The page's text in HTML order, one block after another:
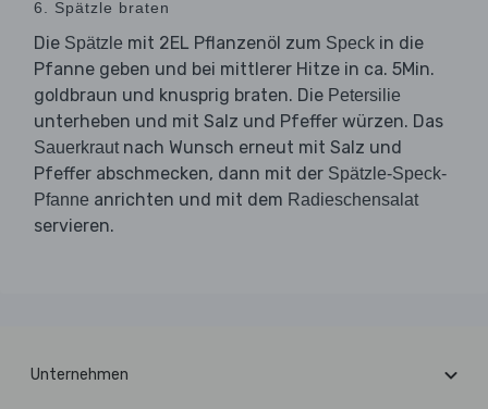
6. Spätzle braten
Die Spätzle mit 2EL Pflanzenöl zum Speck in die
Pfanne geben und bei mittlerer Hitze in ca. 5Min.
goldbraun und knusprig braten. Die Petersilie
unterheben und mit Salz und Pfeffer würzen. Das
Sauerkrautnach Wunsch erneut mit Salz und
Pfeffer abschmecken, dann mit der Spätzle-Speck-
Pfanne anrichten und mit dem Radieschensalat
servieren.
Unternehmen